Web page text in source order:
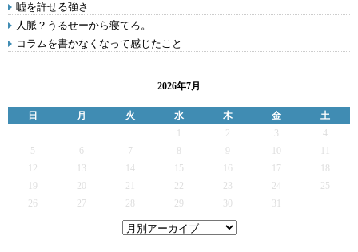
嘘を許せる強さ
人脈？うるせーから寝てろ。
コラムを書かなくなって感じたこと
2026年7月
日 月 火 水 木 金
土
2 3
4
5
6 7 9
12
13 14 15 16 17
19
20 21 22 23 24
25
26
27 28 29 30 31